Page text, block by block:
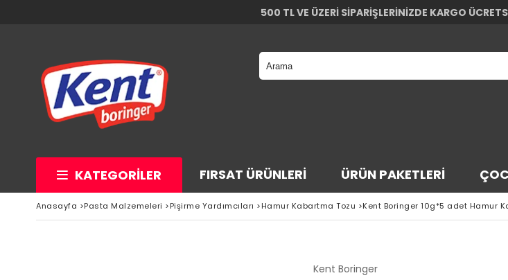
500 TL VE ÜZERİ SİPARİŞLERİNİZDE KARGO
KATEGORILER FIRSAT ÜRÜNLERI ÜRÜN PAKETLERI
Anasayfa >Pasta Malzemeleri >Pişirme Yardımcıları >Hamur Kabartma Tozu >Kent Boringer 10g*5 adet Hamur
Kent Boringer